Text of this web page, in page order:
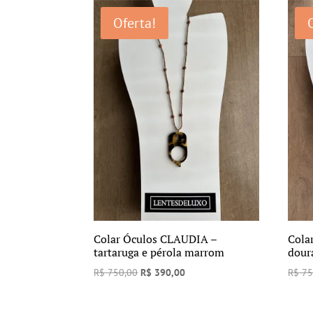
era:
R$ 750,00.
é:
R$ 375,00.
Oferta!
Colar Óculos CLAUDIA –
tartaruga e pérola marrom
R$750,00O
R$ 390,00O
R$